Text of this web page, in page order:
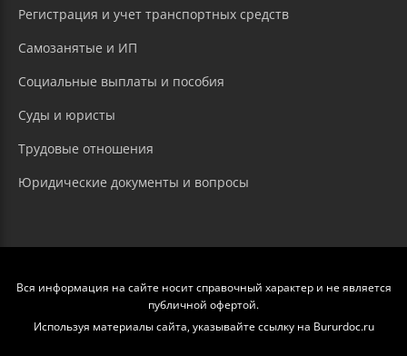
Регистрация и учет транспортных средств
Самозанятые и ИП
Социальные выплаты и пособия
Суды и юристы
Трудовые отношения
Юридические документы и вопросы
Вся информация на сайте носит справочный характер и не является
публичной офертой.
Используя материалы сайта, указывайте ссылку на Bururdoc.ru